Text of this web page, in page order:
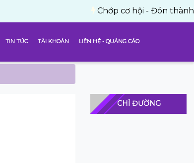
Chớp cơ hội - Đón thành công
TIN TỨC TÀI KHOẢN LIÊN HỆ - QUẢNG CÁO
CHỈ ĐƯỜNG